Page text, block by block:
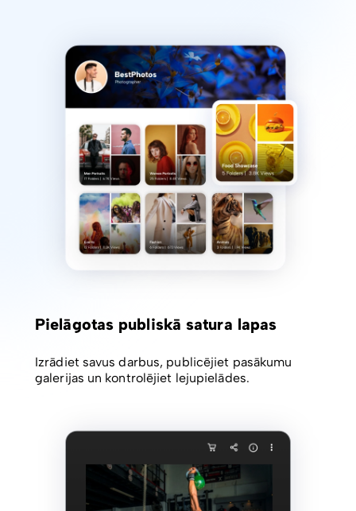
Pielāgotas publiskā satura lapas
Izrādiet savus darbus, publicējiet pasākumu
galerijas un kontrolējiet lejupielādes.